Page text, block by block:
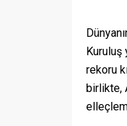
Kuruluş
rekoru
birlikte,